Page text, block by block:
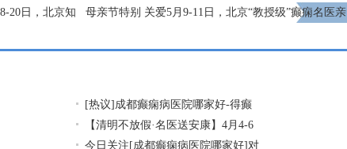
20日，北京知
母亲节特别 关爱5月9-11日，北京“教授级”癫痫名医亲
[热议]成都癫痫病医院哪家好-得癫
【清明不放假·名医送安康】4月4-6
今日关注[成都癫痫病医院哪家好]对